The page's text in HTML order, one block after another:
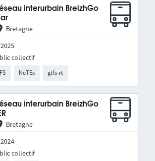
interurbain BreizhGo
Bretagne
NeTEx gtfs-rt
collectif
interurbain BreizhGo
Bretagne
collectif